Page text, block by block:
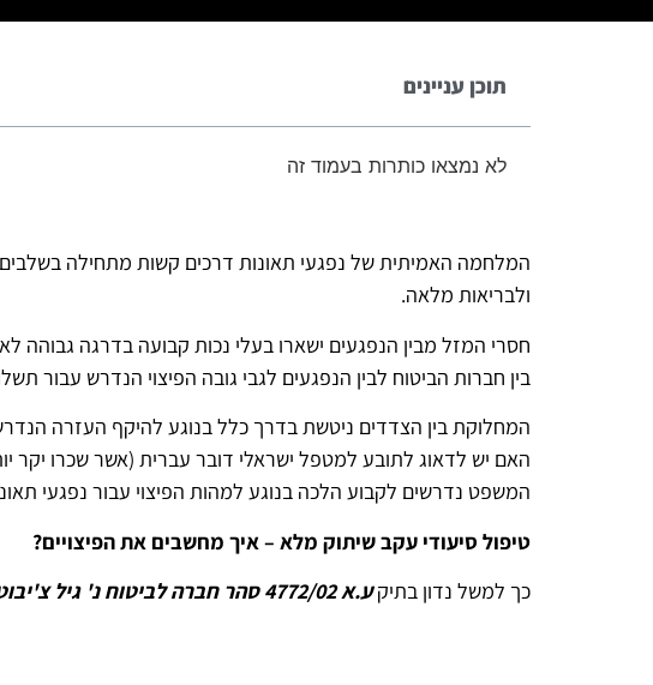
תוכן עניינים
לא נמצאו כותרות בעמוד זה
המלחמה האמיתית של נפגעי תאונות דרכים קשות מתחילה
ולבריאות מלאה.
חסרי המזל מבין הנפגעים ישארו בעלי נכות קבועה בדרגה גבוהה
בין חברות הביטוח לבין הנפגעים לגבי גובה הפיצוי הנדרש עבור
המחלוקת בין הצדדים ניטשת בדרך כלל בנוגע להיקף העזרה
האם יש לדאוג לתובע למטפל ישראלי דובר עברית (אשר שכרו יקר
המשפט נדרשים לקבוע הלכה בנוגע למהות הפיצוי עבור נפגעי
טיפול סיעודי עקב שיתוק מלא – איך מחשבים את הפיצויים?
כך למשל נדון בתיקע.א 4772/02 סהר חברה לביטוח נ' גיל צ'יבוטארו